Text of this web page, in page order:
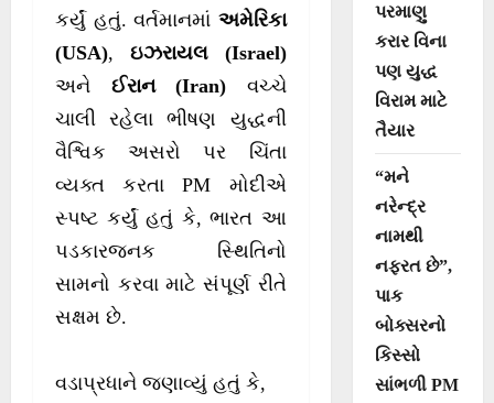
કર્યું હતું. વર્તમાનમાં અમેરિકા
(USA), ઇઝરાયલ (Israel)
અને ઈરાન (Iran) વચ્ચે
ચાલી રહેલા ભીષણ યુદ્ધની
વૈશ્વિક અસરો પર ચિંતા
વ્યક્ત કરતા PM મોદીએ
સ્પષ્ટ કર્યું હતું કે, ભારત આ
પડકારજનક સ્થિતિનો
સામનો કરવા માટે સંપૂર્ણ રીતે
સક્ષમ છે.
વડાપ્રધાને જણાવ્યું હતું કે,
પરમાણુ
કરાર વિના
પણ યુદ્ધ
વિરામ માટે
તૈયાર
“મને
નરેન્દ્ર
નામથી
નફરત છે”,
પાક
બોક્સરનો
કિસ્સો
સાંભળી PM